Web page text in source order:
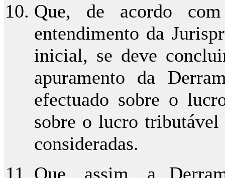
Que, de acordo
entendimento da
inicial, se deve
apuramento da
efectuado sobre o
sobre o lucro tributável
consideradas.
Que, assim, a